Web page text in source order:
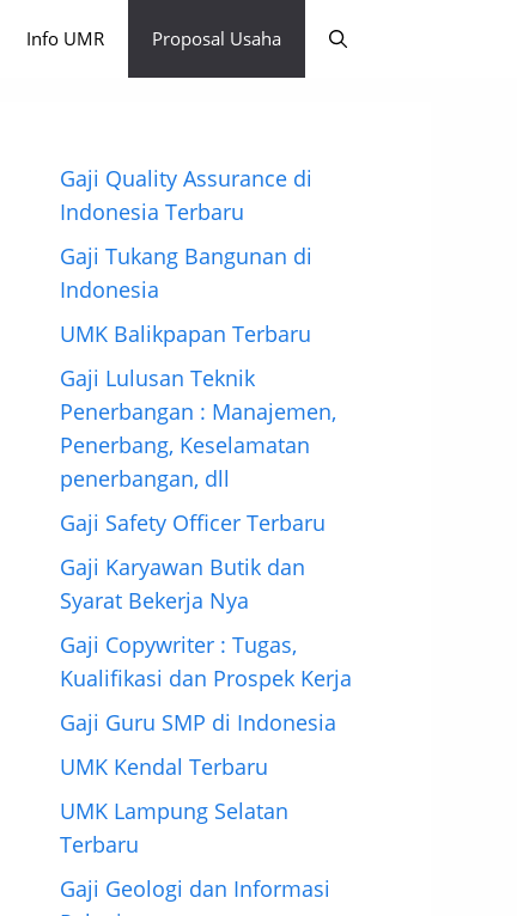
Info UMR Proposal Usaha
Gaji Quality Assurance di
Indonesia Terbaru
Gaji Tukang Bangunan di
Indonesia
UMK Balikpapan Terbaru
Gaji Lulusan Teknik
Penerbangan : Manajemen,
Penerbang, Keselamatan
penerbangan, dll
Gaji Safety Officer Terbaru
Gaji Karyawan Butik dan
Syarat Bekerja Nya
Gaji Copywriter : Tugas,
Kualifikasi dan Prospek Kerja
Gaji Guru SMP di Indonesia
UMK Kendal Terbaru
UMK Lampung Selatan
Terbaru
Gaji Geologi dan Informasi